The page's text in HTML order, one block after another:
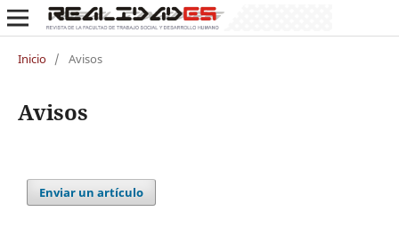
Inicio / Avisos
Avisos
Enviar un artículo